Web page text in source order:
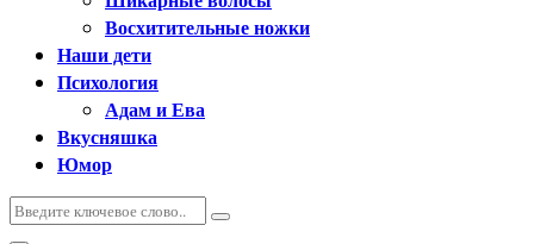
Восхитительные ножки
Наши дети
Психология
Адам и Ева
Вкусняшка
Юмор
Искать:
Поиск